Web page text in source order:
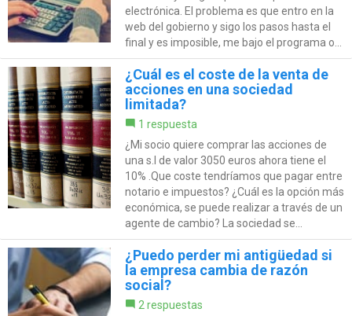
electrónica. El problema es que entro en la
web del gobierno y sigo los pasos hasta el
final y es imposible, me bajo el programa o...
¿Cuál es el coste de la venta de
acciones en una sociedad
limitada?
1 respuesta
¿Mi socio quiere comprar las acciones de
una s.l de valor 3050 euros ahora tiene el
10% .Que coste tendríamos que pagar entre
notario e impuestos? ¿Cuál es la opción más
económica, se puede realizar a través de un
agente de cambio? La sociedad se...
¿Puedo perder mi antigüedad si
la empresa cambia de razón
social?
2 respuestas